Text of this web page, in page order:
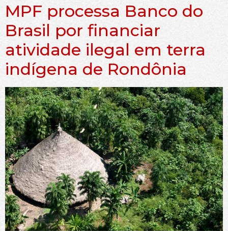
MPF processa Banco do
Brasil por financiar
atividade ilegal em terra
indígena de Rondônia